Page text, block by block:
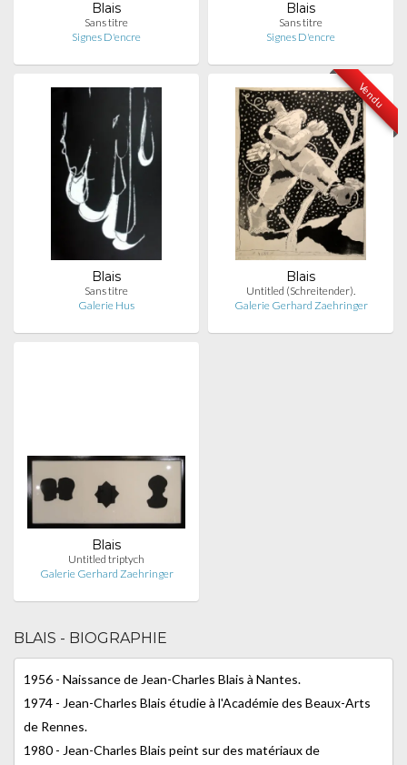
Blais
Sans titre
Signes D'encre
Blais
Sans titre
Signes D'encre
Blais
Sans titre
Galerie Hus
Vendu
Blais
Untitled (Schreitender).
Galerie Gerhard Zaehringer
Blais
Untitled triptych
Galerie Gerhard Zaehringer
BLAIS - BIOGRAPHIE
1956 - Naissance de Jean-Charles Blais à Nantes.
1974 - Jean-Charles Blais étudie à l'Académie des Beaux-Arts
de Rennes.
1980 - Jean-Charles Blais peint sur des matériaux de